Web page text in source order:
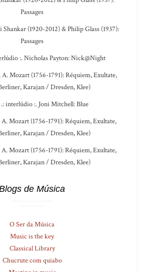
Passages
Shankar (1920-2012) & Philip Glass (1937):
Passages
:. Nicholas Payton: Nick@Night
Mozart (1756-1791): Réquiem, Exultate,
Karajan / Dresden, Klee)
.: interlúdio :. Joni Mitchell: Blue
Mozart (1756-1791): Réquiem, Exultate,
Karajan / Dresden, Klee)
Mozart (1756-1791): Réquiem, Exultate,
Karajan / Dresden, Klee)
de Música
O Ser da Música
Music is the key
Classical Library
Chucrute com quiabo